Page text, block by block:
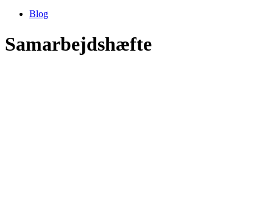
Blog
Samarbejdshæfte